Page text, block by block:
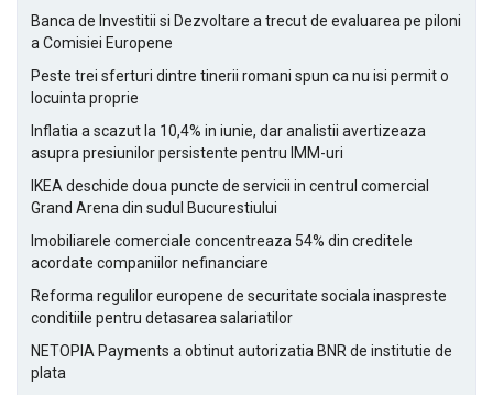
Banca de Investitii si Dezvoltare a trecut de evaluarea pe piloni
a Comisiei Europene
Peste trei sferturi dintre tinerii romani spun ca nu isi permit o
locuinta proprie
Inflatia a scazut la 10,4% in iunie, dar analistii avertizeaza
asupra presiunilor persistente pentru IMM-uri
IKEA deschide doua puncte de servicii in centrul comercial
Grand Arena din sudul Bucurestiului
Imobiliarele comerciale concentreaza 54% din creditele
acordate companiilor nefinanciare
Reforma regulilor europene de securitate sociala inaspreste
conditiile pentru detasarea salariatilor
NETOPIA Payments a obtinut autorizatia BNR de institutie de
plata